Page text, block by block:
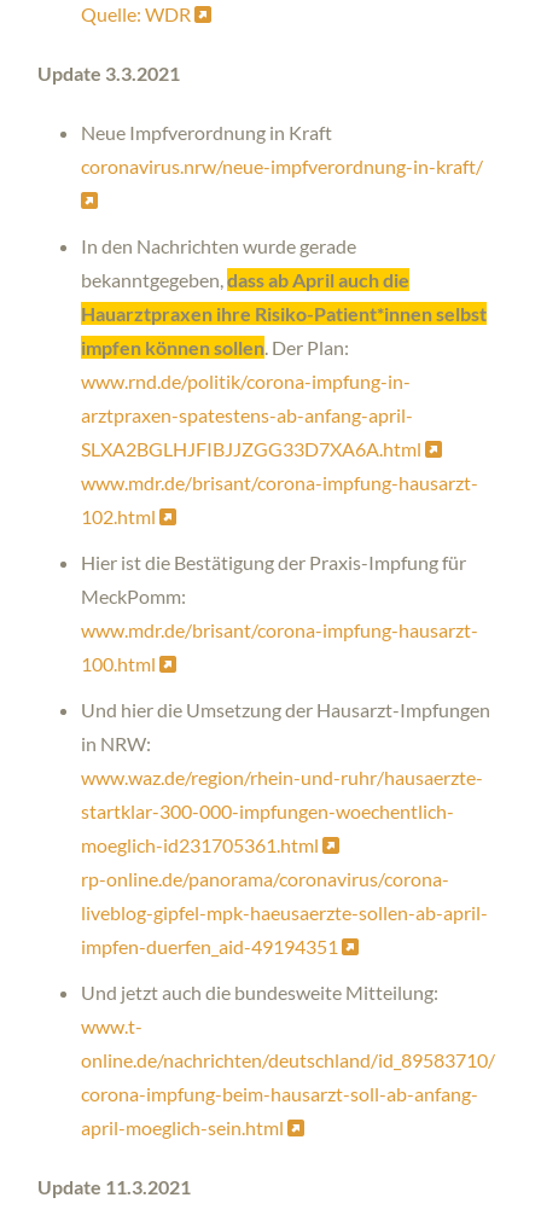
Quelle: WDR
Update 3.3.2021
Neue Impfverordnung in Kraft
coronavirus.nrw/neue-impfverordnung-in-kraft/
In den Nachrichten wurde gerade
bekanntgegeben, dass ab April auch die
Hauarztpraxen ihre Risiko-Patient*innen selbst
impfen können sollen . Der Plan:
www.rnd.de/politik/corona-impfung-in-
arztpraxen-spatestens-ab-anfang-april-
SLXA2BGLHJFIBJJZGG33D7XA6A.html
www.mdr.de/brisant/corona-impfung-hausarzt-
102.html
Hier ist die Bestätigung der Praxis-Impfung für
MeckPomm:
www.mdr.de/brisant/corona-impfung-hausarzt-
100.html
Und hier die Umsetzung der Hausarzt-Impfungen
in NRW:
www.waz.de/region/rhein-und-ruhr/hausaerzte-
startklar-300-000-impfungen-woechentlich-
moeglich-id231705361.html
rp-online.de/panorama/coronavirus/corona-
liveblog-gipfel-mpk-haeusaerzte-sollen-ab-april-
impfen-duerfen_aid-49194351
Und jetzt auch die bundesweite Mitteilung:
www.t-
online.de/nachrichten/deutschland/id_89583710/
corona-impfung-beim-hausarzt-soll-ab-anfang-
april-moeglich-sein.html
Update 11.3.2021